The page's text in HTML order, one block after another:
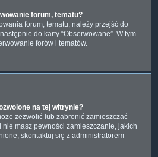
forum, tematu?
forum, tematu, należy przejść do
do karty “Obserwowane”. W tym
forów i tematów.
na tej witrynie?
zezwolić lub zabronić zamieszczać
nie masz pewności zamieszczanie, jakich
skontaktuj się z administratorem